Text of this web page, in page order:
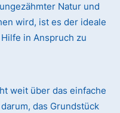
Natur und
wird, ist es der ideale
in Anspruch zu
weit über das einfache
das Grundstück